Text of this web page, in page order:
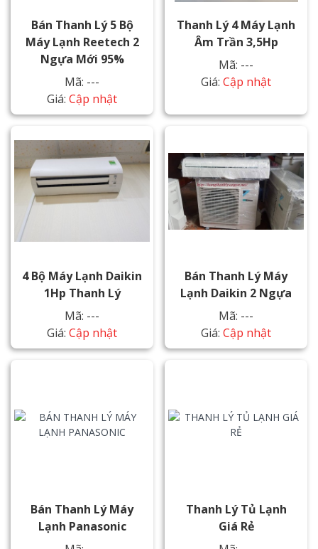
Bán Thanh Lý 5 Bộ
Máy Lạnh Reetech 2
Ngựa Mới 95%
Mã: ---
Giá: Cập nhật
Thanh Lý 4 Máy Lạnh
Âm Trần 3,5Hp
Mã: ---
Giá: Cập nhật
4 Bộ Máy Lạnh Daikin
1Hp Thanh Lý
Mã: ---
Giá: Cập nhật
Bán Thanh Lý Máy
Lạnh Daikin 2 Ngựa
Mã: ---
Giá: Cập nhật
Bán Thanh Lý Máy
Lạnh Panasonic
Thanh Lý Tủ Lạnh
Giá Rẻ